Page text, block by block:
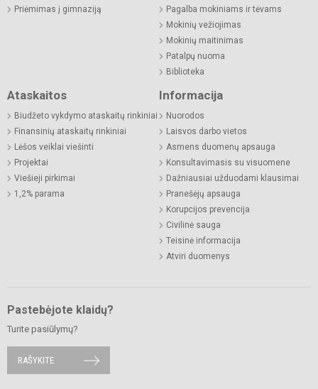
Priėmimas į gimnaziją
Pagalba mokiniams ir tėvams
Mokinių vežiojimas
Mokinių maitinimas
Patalpų nuoma
Biblioteka
Ataskaitos
Biudžeto vykdymo ataskaitų rinkiniai
Finansinių ataskaitų rinkiniai
Lėšos veiklai viešinti
Projektai
Viešieji pirkimai
1,2% parama
Informacija
Nuorodos
Laisvos darbo vietos
Asmens duomenų apsauga
Konsultavimasis su visuomene
Dažniausiai užduodami klausimai
Pranešėjų apsauga
Korupcijos prevencija
Civilinė sauga
Teisinė informacija
Atviri duomenys
Pastebėjote klaidų?
Turite pasiūlymų?
RAŠYKITE